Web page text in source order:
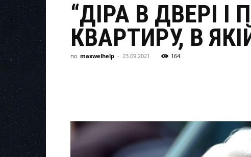
“ДІРА В ДВЕРІ
КВАРТИРУ, В
по maxwelhelp - 23.09.2021 164